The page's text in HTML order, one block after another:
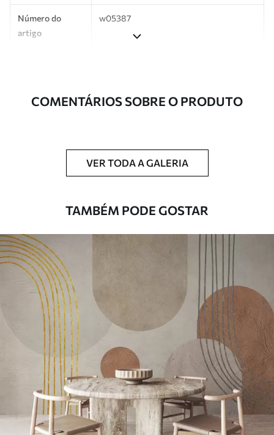
Número do
artigo
w05387
Adicionalmente
Disponível com revestimento de verniz
esponja macia. Murais de parede com
revestimento de verniz podem ser limpos
Aplicação perfeita
Materiais disponíveis
Standard
.00 27 .00 € /m²
Premium
34 .00 € /m²
Vinil Premium
65.00 /m²
COMENTÁRIOS SOBRE O PRODUTO
VER TODA A GALERIA
TAMBÉM PODE GOSTAR